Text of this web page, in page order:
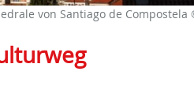
von Santiago de Compostela